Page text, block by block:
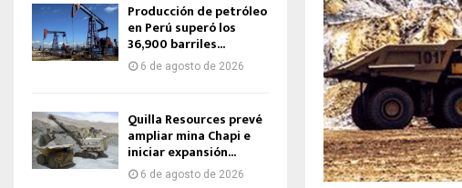
Producción de petróleo
en Perú superó los
36,900 barriles...
6 de agosto de 2026
Quilla Resources prevé
ampliar mina Chapi e
iniciar expansión...
6 de agosto de 2026